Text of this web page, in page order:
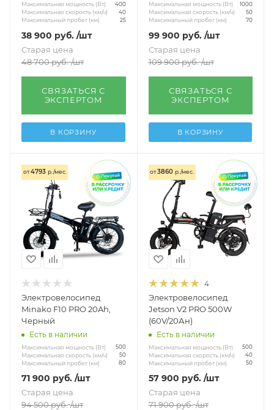
Максимальная мощность (Вт) 400
Максимальная скорость (км/ч) 40
Максимальный пробег (км) 25
38 900 руб. /шт
Старая цена
48 700руб. /шт
СВЯЗАТЬСЯ С
ЭКСПЕРТОМ
В КОРЗИНУ
Максимальная мощность (Вт) 1000
Максимальная скорость (км/ч) 50
Максимальный пробег (км) 70
99 900 руб. /шт
Старая цена
109 900руб. /шт
СВЯЗАТЬСЯ С
ЭКСПЕРТОМ
В КОРЗИНУ
от4793 р./мес.
Электровелосипед
Minako F10 PRO 20Ah,
Черный
Есть в наличии
Максимальная мощность (Вт) 500
Максимальная скорость (км/ч) 50
Максимальный пробег (км) 80
71 900 руб. /шт
Старая цена
94 500руб. /шт
от3860 р./мес.
4
Электровелосипед
Jetson V2 PRO 500W
(60V/20Ан)
Есть в наличии
Максимальная мощность (Вт) 500
Максимальная скорость (км/ч) 40
Максимальный пробег (км) 50
57 900 руб. /шт
Старая цена
71 900руб. /шт